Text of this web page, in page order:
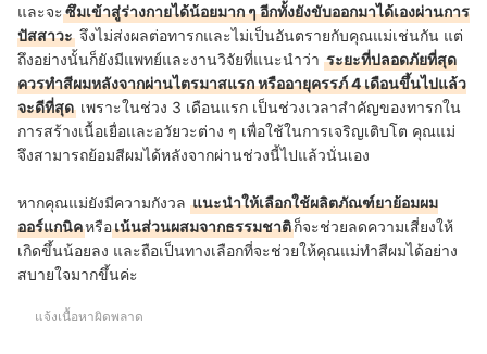
และจะซึมเข้าสู่ร่างกายได้น้อยมาก ๆ อีกทั้งยังขับออกมาได้เองผ่านการ
ปัสสาวะ จึงไม่ส่งผลต่อทารกและไม่เป็นอันตรายกับคุณแม่เช่นกัน แต่
ถึงอย่างนั้นก็ยังมีแพทย์และงานวิจัยที่แนะนำว่า ระยะที่ปลอดภัยที่สุด
ควรทำสีผมหลังจากผ่านไตรมาสแรก หรืออายุครรภ์ 4 เดือนขึ้นไปแล้ว
จะดีที่สุด เพราะในช่วง 3 เดือนแรก เป็นช่วงเวลาสำคัญของทารกใน
การสร้างเนื้อเยื่อและอวัยวะต่าง ๆ เพื่อใช้ในการเจริญเติบโต คุณแม่
จึงสามารถย้อมสีผมได้หลังจากผ่านช่วงนี้ไปแล้วนั่นเอง
หากคุณแม่ยังมีความกังวล แนะนำให้เลือกใช้ผลิตภัณฑ์ยาย้อมผม
ออร์แกนิคหรือเน้นส่วนผสมจากธรรมชาติก็จะช่วยลดความเสี่ยงให้
เกิดขึ้นน้อยลง และถือเป็นทางเลือกที่จะช่วยให้คุณแม่ทำสีผมได้อย่าง
สบายใจมากขึ้นค่ะ
แจ้งเนื้อหาผิดพลาด